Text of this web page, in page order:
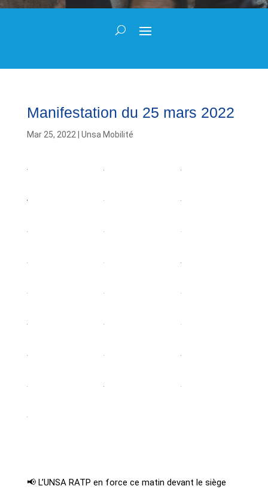
Manifestation du 25 mars 2022
Mar 25, 2022| Unsa Mobilité
📢 L’UNSA RATP en force ce matin devant le siège